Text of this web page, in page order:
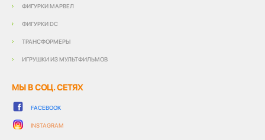
ФИГУРКИ МАРВЕЛ
ФИГУРКИ DC
ТРАНСФОРМЕРЫ
ИГРУШКИ ИЗ МУЛЬТФИЛЬМОВ
МЫ В СОЦ. СЕТЯХ
FACEBOOK
INSTAGRAM